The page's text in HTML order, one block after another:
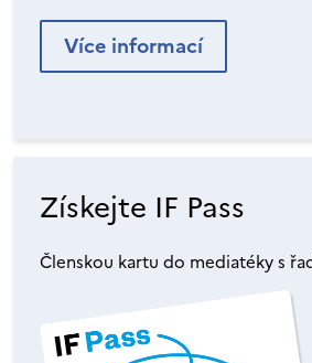
Více informací
Získejte IF Pass
Členskou kartu do mediatéky s